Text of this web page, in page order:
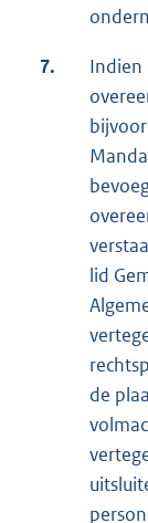
7.
Indien
lid
de